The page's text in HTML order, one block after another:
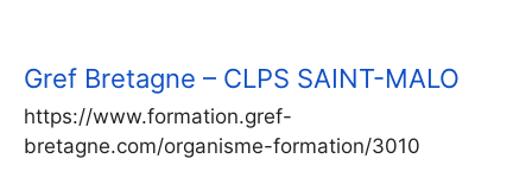
Gref Bretagne – CLPS SAINT-MALO
https://www.formation.gref-
bretagne.com/organisme-formation/3010